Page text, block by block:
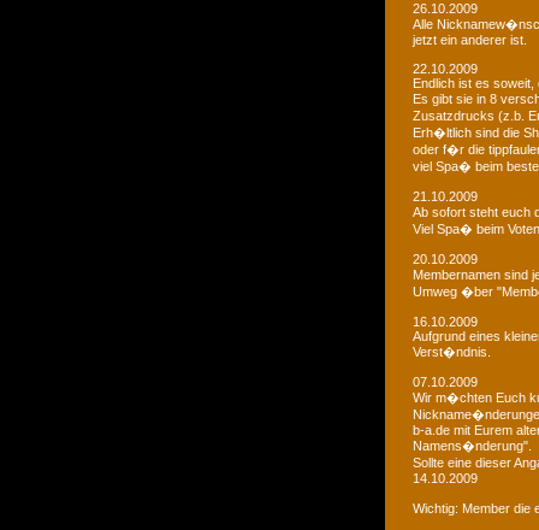
26.10.2009
Alle
jetzt ein anderer ist.
22.10.2009
Endlich ist es soweit,
Es gibt sie in 8
Zusatzdrucks (z.b.
Erh�ltlich sind die
oder f�r die
viel Spa� beim
21.10.2009
Ab sofort steht euch
Viel Spa� beim
20.10.2009
Membernamen sind
Umweg �ber
16.10.2009
Aufgrund eines
Verst�ndnis.
07.10.2009
Wir m�chten Euch
b-a.de mit Eurem
Namens�nderung".
Sollte eine dieser
14.10.2009
Wichtig: Member die